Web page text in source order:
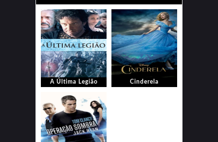
A Última Legião Cinderela